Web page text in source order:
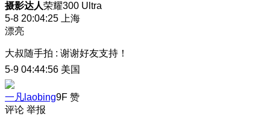
摄影达人荣耀300 Ultra
5-8 20:04:25
上海
漂亮
大叔随手拍 : 谢谢好友支持！
5-9 04:44:56 美国
一凡laobing9F 赞
评论 举报